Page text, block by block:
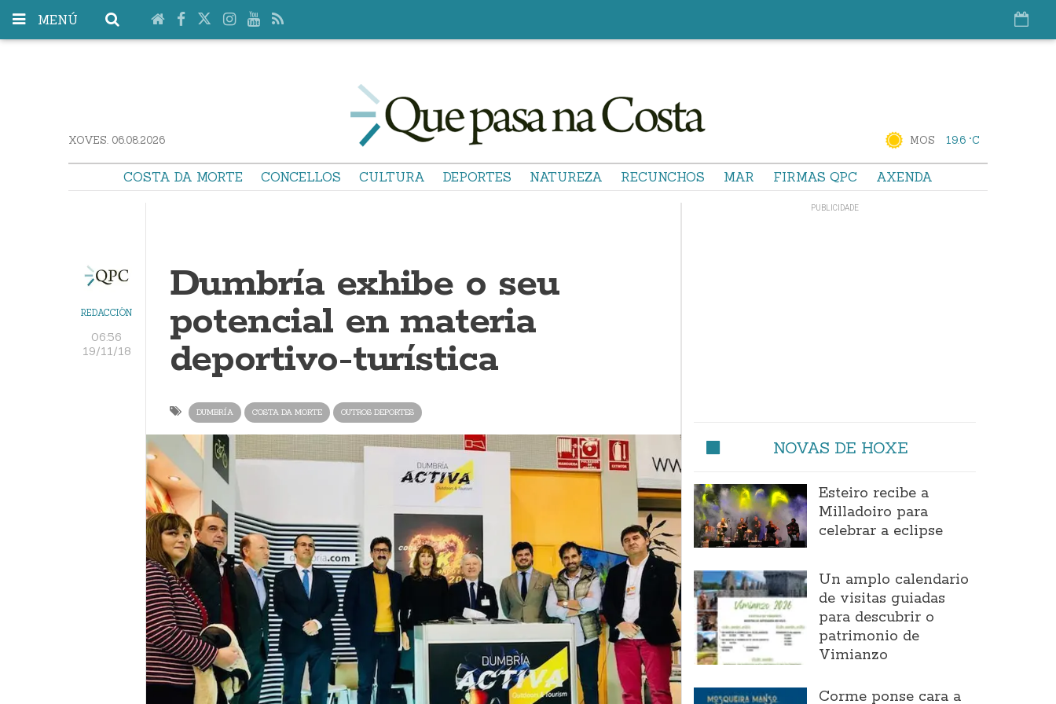
MENÚ
XOVES. 06.08.2026 MOS 19.6 °C
COSTA DA MORTE CONCELLOS CULTURA DEPORTES NATUREZA RECUNCHOS MAR FIRMAS QPC AXENDA
REDACCIÓN
06:56
19/11/18
Dumbría exhibe o seu
potencial en materia
deportivo-turística
DUMBRÍA COSTA DA MORTE OUTROS DEPORTES
NOVAS DE HOXE
Esteiro recibe a
Milladoiro para
celebrar a eclipse
Un amplo calendario
de visitas guiadas
para descubrir o
patrimonio de
Vimianzo
Corme ponse cara a